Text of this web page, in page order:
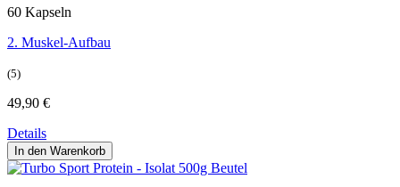
60 Kapseln
2. Muskel-Aufbau
(5)
49,90 €
Details
In den Warenkorb